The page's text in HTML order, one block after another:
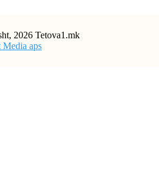
2026 Tetova1.mk
aps